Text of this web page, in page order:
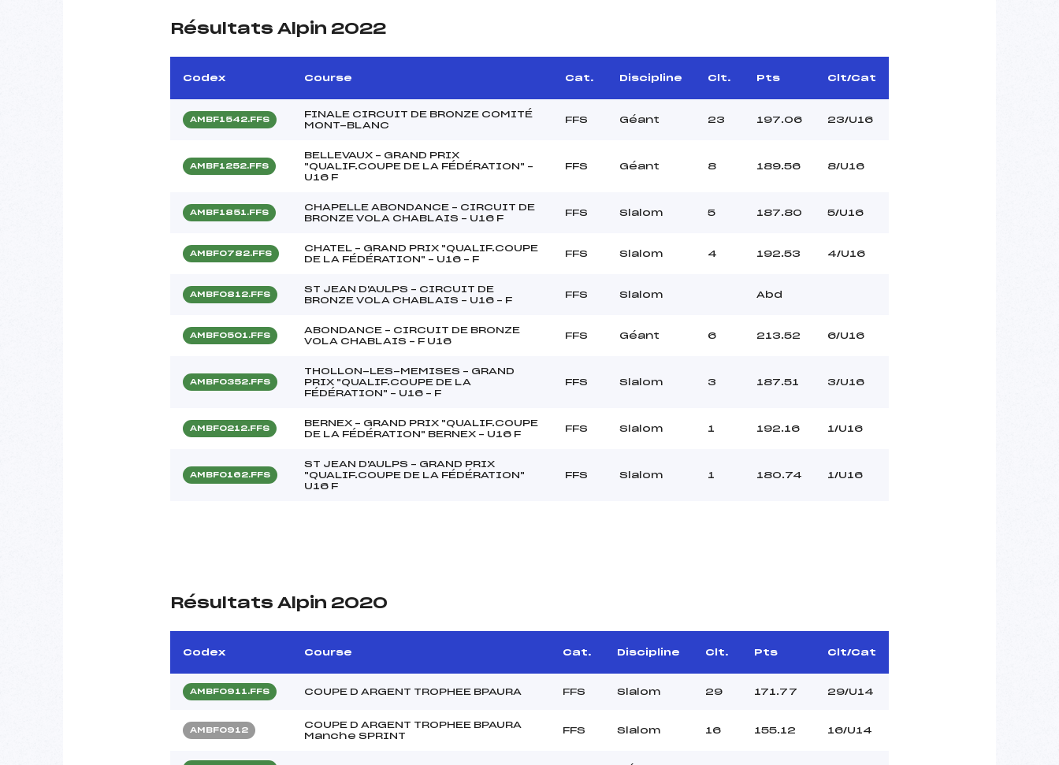
Résultats Alpin 2022
Codex Course Cat. Discipline Clt. Pts Clt/Cat
AMBF1542.FFS
FINALE CIRCUIT DE BRONZE COMITÉ
MONT-BLANC
FFS Géant 23 197.06 23/U16
AMBF1252.FFS
BELLEVAUX – GRAND PRIX
"QUALIF.COUPE DE LA FÉDÉRATION" –
U16 F
FFS Géant 8 189.56 8/U16
AMBF1851.FFS
CHAPELLE ABONDANCE – CIRCUIT DE
BRONZE VOLA CHABLAIS – U16 F
FFS Slalom 5 187.80 5/U16
AMBF0782.FFS
CHATEL – GRAND PRIX "QUALIF.COUPE
DE LA FÉDÉRATION" – U16 – F
FFS Slalom 4 192.53 4/U16
AMBF0812.FFS
ST JEAN D'AULPS – CIRCUIT DE
BRONZE VOLA CHABLAIS – U16 – F
FFS Slalom Abd
AMBF0501.FFS
ABONDANCE – CIRCUIT DE BRONZE
VOLA CHABLAIS – F U16
FFS Géant 6 213.52 6/U16
AMBF0352.FFS
THOLLON-LES-MEMISES – GRAND
PRIX "QUALIF.COUPE DE LA
FÉDÉRATION" – U16 – F
FFS Slalom 3 187.51 3/U16
AMBF0212.FFS
BERNEX – GRAND PRIX "QUALIF.COUPE
DE LA FÉDÉRATION" BERNEX – U16 F
FFS Slalom 1 192.16 1/U16
AMBF0162.FFS
ST JEAN D'AULPS – GRAND PRIX
"QUALIF.COUPE DE LA FÉDÉRATION"
U16 F
FFS Slalom 1 180.74 1/U16
Résultats Alpin 2020
Codex Course Cat. Discipline Clt. Pts Clt/Cat
AMBF0911.FFS COUPE D ARGENT TROPHEE BPAURA FFS Slalom 29 171.77 29/U14
AMBF0912
COUPE D ARGENT TROPHEE BPAURA
Manche SPRINT
FFS Slalom 16 155.12 16/U14